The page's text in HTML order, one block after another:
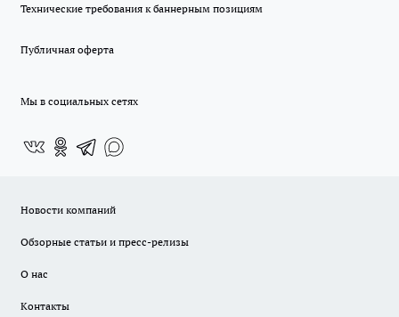
Технические требования к баннерным позициям
Публичная оферта
Мы в социальных сетях
Новости компаний
Обзорные статьи и пресс-релизы
О нас
Контакты